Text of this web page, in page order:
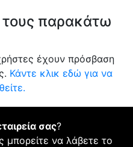
τους παρακάτω
έχουν πρόσβαση
Κάντε κλικ εδώ για να
σας?
μπορείτε να λάβετε το